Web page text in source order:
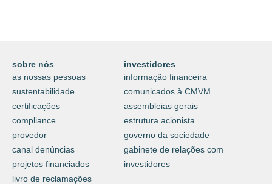
sobre nós
as nossas pessoas
sustentabilidade
certificações
compliance
provedor
canal denúncias
projetos financiados
livro de reclamações
investidores
informação financeira
comunicados à CMVM
assembleias gerais
estrutura acionista
governo da sociedade
gabinete de relações com
investidores